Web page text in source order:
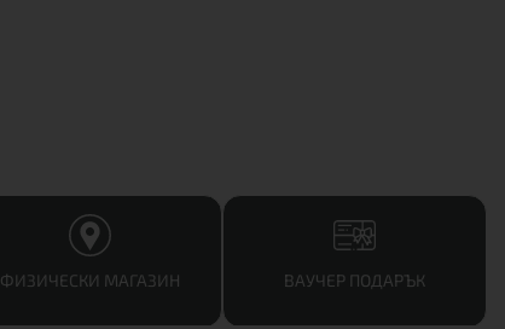
ФИЗИЧЕСКИ МАГАЗИН ВАУЧЕР ПОДАРЪК